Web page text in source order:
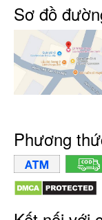
Sơ đồ
Phương